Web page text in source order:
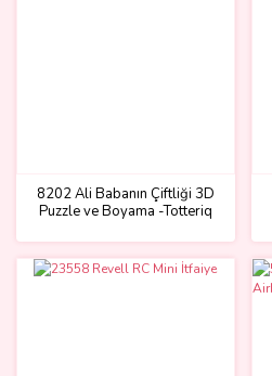
8202 Ali Babanın Çiftliği 3D
Puzzle ve Boyama -Totteriq